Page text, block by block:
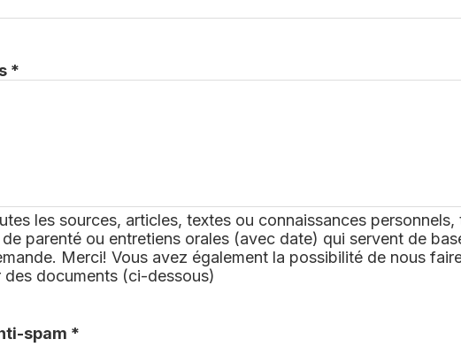
*
les sources, articles, textes ou connaissances personnels,
de parenté ou entretiens orales (avec date) qui servent de
Merci! Vous avez également la possibilité de nous
des documents (ci-dessous)
spam *